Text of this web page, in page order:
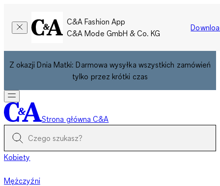
C&A Fashion App
C&A Mode GmbH & Co. KG
Z okazji Dnia Matki: Darmowa wysyłka wszystkich zamówień
tylko przez krótki czas
Strona główna C&A
Kobiety
Mężczyźni